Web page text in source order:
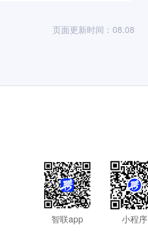
页面更新时间：08.08
智联app 小程序